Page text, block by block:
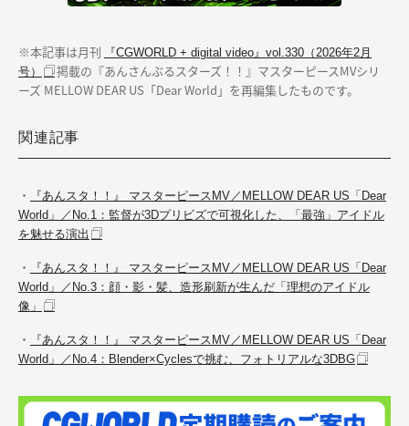
※本記事は月刊
『CGWORLD + digital video』vol.330（2026年2月
号）
掲載の『あんさんぶるスターズ！！』マスターピースMVシリ
ーズ MELLOW DEAR US「Dear World」を再編集したものです。
関連記事
・
『あんスタ！！』 マスターピースMV／MELLOW DEAR US「Dear
World」／No.1：監督が3Dプリビズで可視化した、「最強」アイドル
を魅せる演出
・
『あんスタ！！』 マスターピースMV／MELLOW DEAR US「Dear
World」／No.3：顔・影・髪、造形刷新が生んだ「理想のアイドル
像」
・
『あんスタ！！』 マスターピースMV／MELLOW DEAR US「Dear
World」／No.4：Blender×Cyclesで挑む、フォトリアルな3DBG